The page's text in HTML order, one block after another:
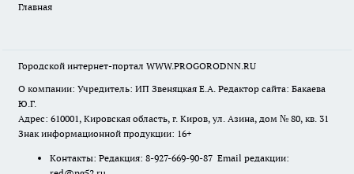
Главная
Городской интернет-портал WWW.PROGORODNN.RU
О компании: Учредитель: ИП Звеняцкая Е.А. Редактор сайта: Бакаева
Ю.Г.
Адрес: 610001, Кировская область, г. Киров, ул. Азина, дом № 80, кв. 31
Знак информационной продукции: 16+
Контакты: Редакция: 8-927-669-90-87 Email редакции: